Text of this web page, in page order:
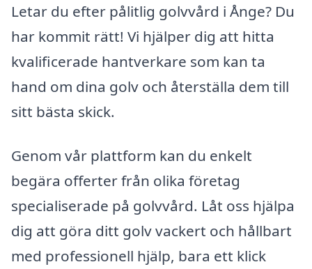
Letar du efter pålitlig golvvård i Ånge? Du
har kommit rätt! Vi hjälper dig att hitta
kvalificerade hantverkare som kan ta
hand om dina golv och återställa dem till
sitt bästa skick.
Genom vår plattform kan du enkelt
begära offerter från olika företag
specialiserade på golvvård. Låt oss hjälpa
dig att göra ditt golv vackert och hållbart
med professionell hjälp, bara ett klick